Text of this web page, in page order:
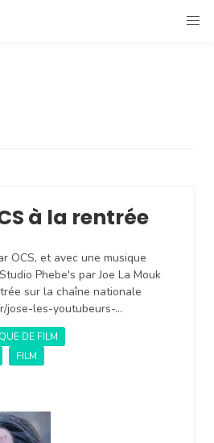
à la rentrée
OCS, et avec une musique
Phebe's par Joe La Mouk
sur la chaîne nationale
jose-les-youtubeurs-…
DE FILM
FILM